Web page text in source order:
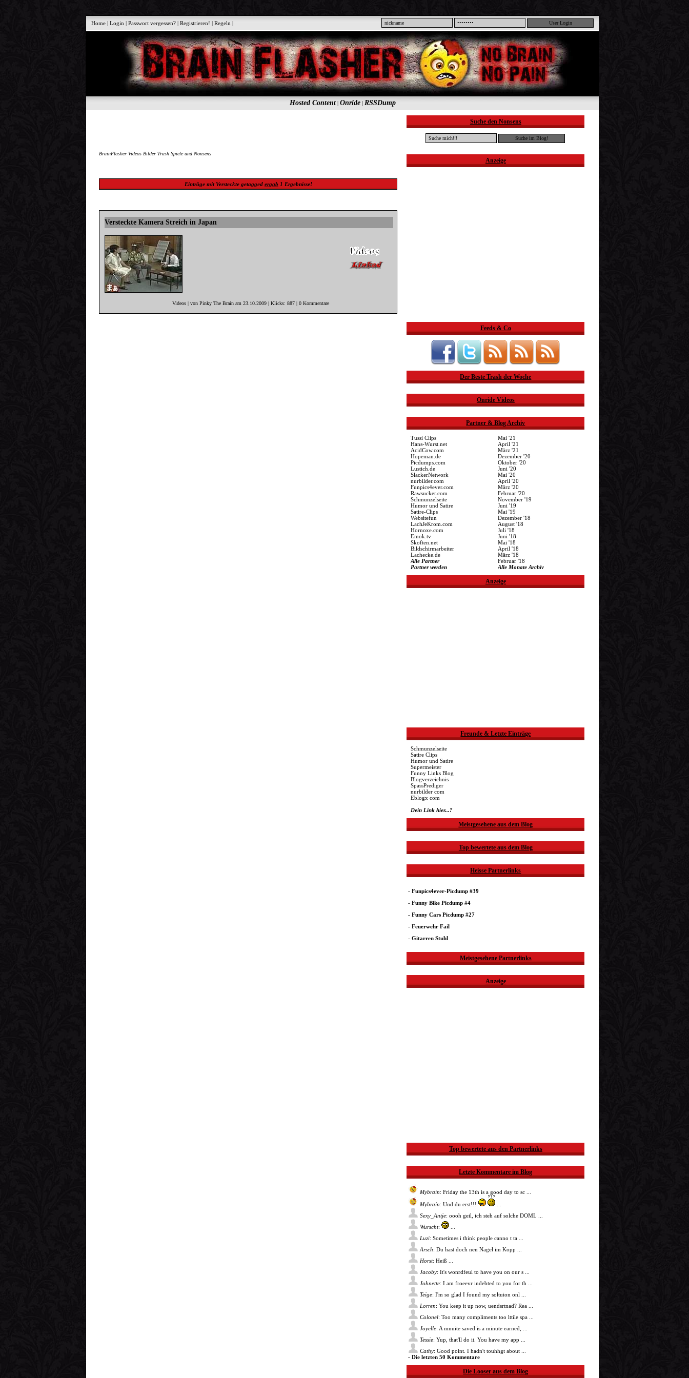
Home |Login |Passwort vergessen? |Registrieren! |Regeln |
Hosted Content| Onride| RSSDump
BrainFlasher Videos Bilder Trash Spiele und Nonsens
Einträge mitVerstecktegetagged ergab 1 Ergebnisse!
Versteckte Kamera Streich in Japan
Videos | von Pinky The Brain am 23.10.2009 | Klicks: 887 | 0 Kommentare
Suche den Nonsens
Anzeige
Feeds & Co
Der Beste Trash der Woche
Onride Videos
Partner & Blog Archiv
Tussi Clips
Hans-Wurst.net
AcidCow.com
Hopeman.de
Picdumps.com
Lustich.de
SlackerNetwork
nurbilder.com
Funpics4ever.com
Rawsucker.com
Schmunzelseite
Humor und Satire
Satire-Clips
Websitefun
LachJeKrom.com
Hornoxe.com
Emok.tv
Skoften.net
Bildschirmarbeiter
Lachecke.de
Alle Partner
Partner werden
Mai '21
April '21
März '21
Dezember '20
Oktober '20
Juni '20
Mai '20
April '20
März '20
Februar '20
November '19
Juni '19
Mai '19
Dezember '18
August '18
Juli '18
Juni '18
Mai '18
April '18
März '18
Februar '18
Alle Monate Archiv
Anzeige
Freunde & Letzte Einträge
Schmunzelseite
Satire Clips
Humor und Satire
Supermeister
Funny Links Blog
Blogverzeichnis
SpassPrediger
nurbilder com
Eblogx com
Dein Link hier...?
Meistgesehene aus dem Blog
Top bewertete aus dem Blog
Heisse Partnerlinks
-Funpics4ever-Picdump #39
-Funny Bike Picdump #4
-Funny Cars Picdump #27
-Feuerwehr Fail
-Gitarren Stuhl
Meistgesehene Partnerlinks
Anzeige
Top bewertete aus den Partnerlinks
Letzte Kommentare im Blog
Mybrain: Friday the 13th is a good day to sc ...
Mybrain: Und du erst!!!
Sexy_Antje: oooh geil, ich steh auf solche DOML ...
Wurscht:
Luzi: Sometimes i think people canno t ta ...
Arsch: Du hast doch nen Nagel im Kopp ...
Horst: Heiß ...
Jacoby: It's wonrdfeul to have you on our s ...
Johnette: I am froeevr indebted to you for th ...
Teige: I'm so glad I found my soltuion onl ...
Lorren: You keep it up now, uendsrtnad? Rea ...
Colonel: Too many compliments too lttile spa ...
Joyelle: A mnuite saved is a minute earned, ...
Tessie: Yup, that'll do it. You have my app ...
Cathy: Good point. I hadn't touhhgt about ...
- Die letzten 50 Kommentare
Die Looser aus dem Blog